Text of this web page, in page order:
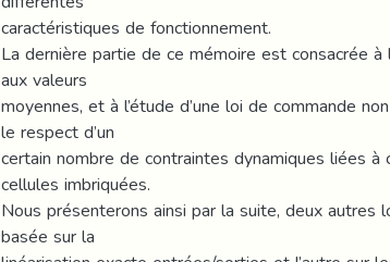
caractéristiques de fonctionnement.
La dernière partie de ce mémoire est consacrée
aux valeurs
moyennes, et à l’étude d’une loi de commande
le respect d’un
certain nombre de contraintes dynamiques liées
cellules imbriquées.
Nous présenterons ainsi par la suite, deux autres
basée sur la